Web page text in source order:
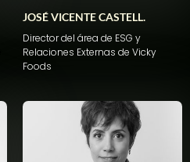
JOSÉ VICENTE CASTELL.
Director del área de ESG y
Relaciones Externas de Vicky
Foods